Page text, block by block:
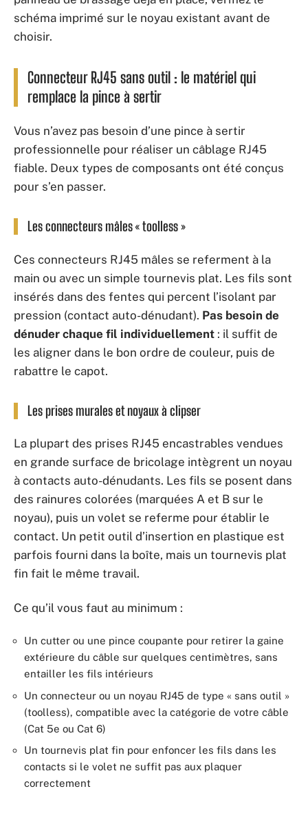
schéma imprimé sur le noyau existant avant de
choisir.
Connecteur RJ45 sans outil : le matériel qui
remplace la pince à sertir
Vous n’avez pas besoin d’une pince à sertir
professionnelle pour réaliser un câblage RJ45
fiable. Deux types de composants ont été conçus
pour s’en passer.
Les connecteurs mâles « toolless »
Ces connecteurs RJ45 mâles se referment à la
main ou avec un simple tournevis plat. Les fils sont
insérés dans des fentes qui percent l’isolant par
pression (contact auto-dénudant). Pas besoin de
dénuder chaque fil individuellement : il suffit de
les aligner dans le bon ordre de couleur, puis de
rabattre le capot.
Les prises murales et noyaux à clipser
La plupart des prises RJ45 encastrables vendues
en grande surface de bricolage intègrent un noyau
à contacts auto-dénudants. Les fils se posent dans
des rainures colorées (marquées A et B sur le
noyau), puis un volet se referme pour établir le
contact. Un petit outil d’insertion en plastique est
parfois fourni dans la boîte, mais un tournevis plat
fin fait le même travail.
Ce qu’il vous faut au minimum :
Un cutter ou une pince coupante pour retirer la gaine
extérieure du câble sur quelques centimètres, sans
entailler les fils intérieurs
Un connecteur ou un noyau RJ45 de type « sans outil »
(toolless), compatible avec la catégorie de votre câble
(Cat 5e ou Cat 6)
Un tournevis plat fin pour enfoncer les fils dans les
contacts si le volet ne suffit pas aux plaquer
correctement